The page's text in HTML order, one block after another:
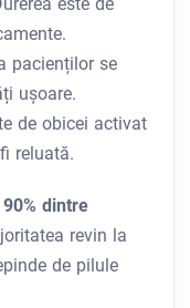
este de
pacienților se
ușoare.
de obicei activat
reluată.
90% dintre
revin la
de pilule